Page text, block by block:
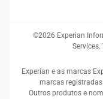
©2026 Experian
Experian e as marcas
marcas
Outros produtos e